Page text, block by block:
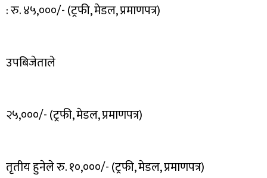
: रु. ४५,०००/- (ट्रफी, मेडल, प्रमाणपत्र)
उपबिजेताले
२५,०००/- (ट्रफी, मेडल, प्रमाणपत्र)
तृतीय हुनेले रु. १०,०००/- (ट्रफी, मेडल, प्रमाणपत्र)